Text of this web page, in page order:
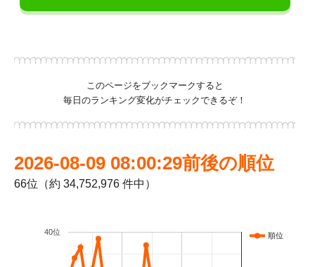
このページをブックマークすると
毎日のランキング変化がチェックできるぞ！
2026-08-09 08:00:29前後の順位
66位（約 34,752,976 件中）
順位
40位